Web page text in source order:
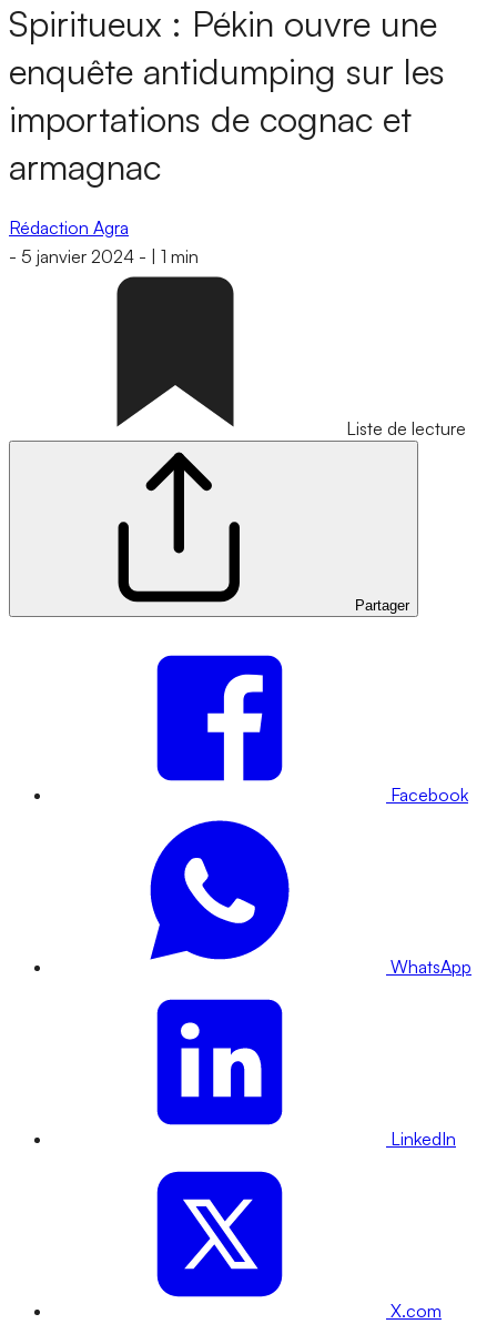
Spiritueux : Pékin ouvre une
enquête antidumping sur les
importations de cognac et
armagnac
Rédaction Agra
- 5 janvier 2024 - 1 min
Liste de lecture
Partager
Facebook
WhatsApp
LinkedIn
X.com